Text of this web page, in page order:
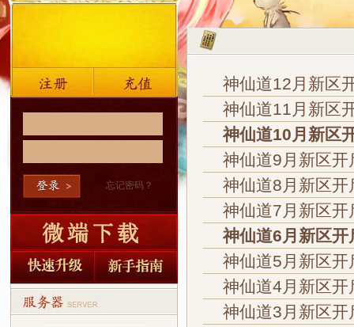
忘记密码？
神仙道12月新区
神仙道11月新区
神仙道10月新区
神仙道9月新区
神仙道8月新区
神仙道7月新区
神仙道6月新区
神仙道5月新区
神仙道4月新区
神仙道3月新区